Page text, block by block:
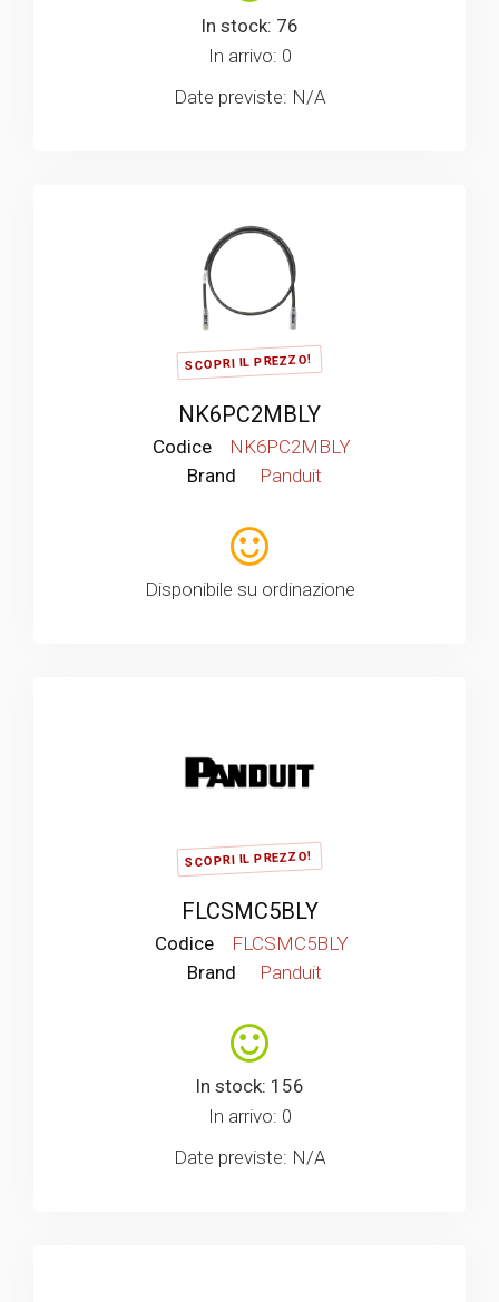
In stock: 76
In arrivo: 0
Date previste: N/A
SCOPRI IL PREZZO!
NK6PC2MBLY
Codice
NK6PC2MBLY
Brand
Panduit
Disponibile su ordinazione
SCOPRI IL PREZZO!
FLCSMC5BLY
Codice
FLCSMC5BLY
Brand
Panduit
In stock: 156
In arrivo: 0
Date previste: N/A